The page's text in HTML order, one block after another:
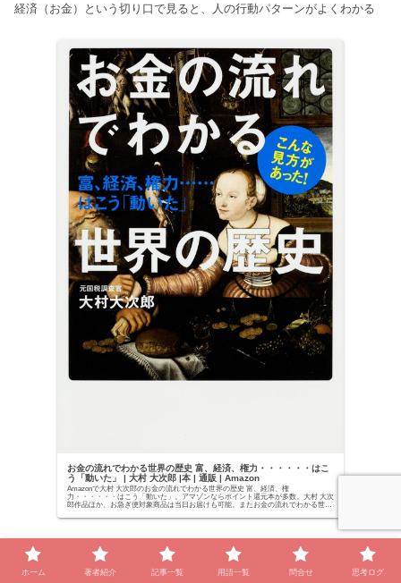
経済（お金）という切り口で見ると、人の行動パターンがよくわかる
お金の流れでわかる世界の歴史 富、経済、権力・・・・・・はこ
う「動いた」 | 大村 大次郎 |本 | 通販 | Amazon
Amazonで大村 大次郎のお金の流れでわかる世界の歴史 富、経済、権
力・・・・・・はこう「動いた」。アマゾンならポイント還元本が多数。大村 大次
郎作品ほか、お急ぎ便対象商品は当日お届けも可能。またお金の流れでわかる世界
「増補版 「戦争と平和」の世界史 日本人が学ぶべきリア
リズム」
ホーム 著者紹介 記事一覧 用語一覧 問合せ 思考ログ